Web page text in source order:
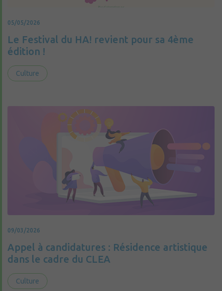
05/05/2026
Le Festival du HA! revient pour sa 4ème
édition !
Culture
09/03/2026
Appel à candidatures : Résidence artistique
dans le cadre du CLEA
Culture